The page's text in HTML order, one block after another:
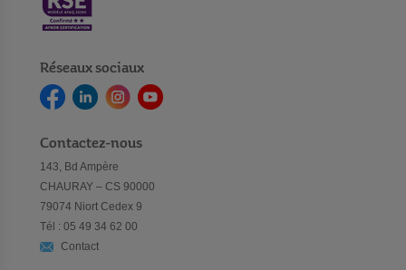
Réseaux sociaux
Contactez-nous
143, Bd Ampère
CHAURAY – CS 90000
79074 Niort Cedex 9
Tél : 05 49 34 62 00
Contact